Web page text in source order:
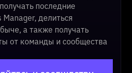
последние
делиться
а также получать
от команды и сообщества